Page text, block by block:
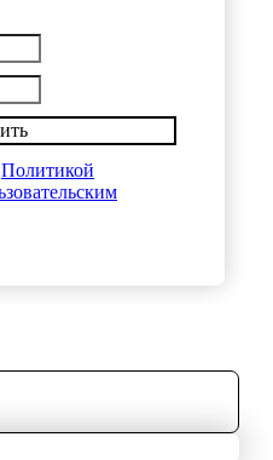
Политикой